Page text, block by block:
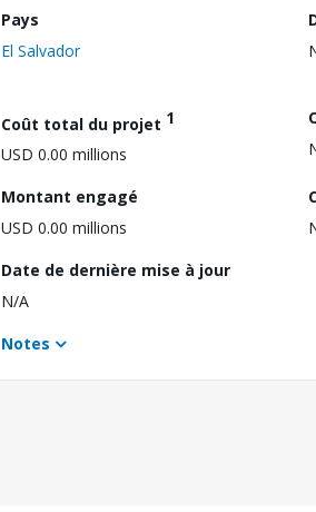
Pays
El Salvador
Coût total du projet 1
USD 0.00 millions
Montant engagé
USD 0.00 millions
Date de dernière mise à jour
N/A
Notes